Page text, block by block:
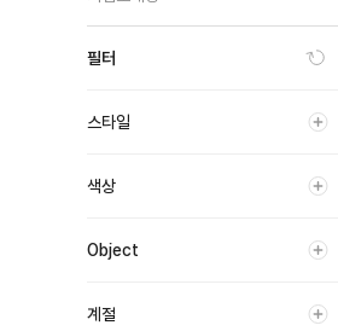
필터
스타일
색상
Object
계절